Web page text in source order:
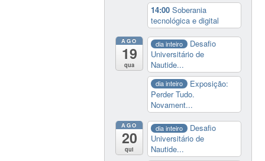
14:00Soberania
tecnológica e digital
AGO
19
qua
dia inteiro
Desafio
Universitário de
Nautide...
dia inteiro
Exposição:
Perder Tudo.
Novament...
AGO
20
qui
dia inteiro
Desafio
Universitário de
Nautide...